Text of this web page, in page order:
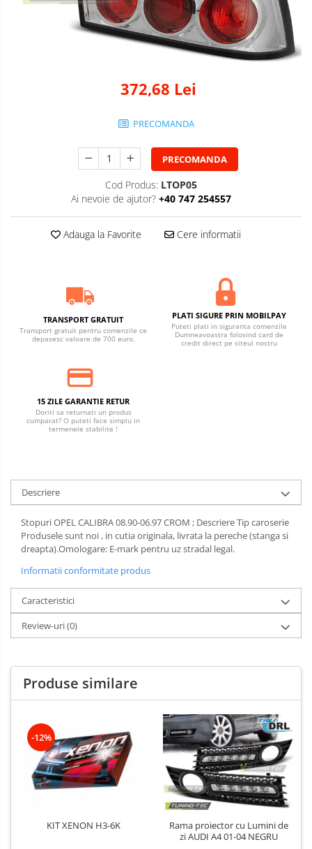
372,68 Lei
PRECOMANDA
PRECOMANDA
Cod Produs: LTOP05
Ai nevoie de ajutor? +40 747 254557
Adauga la Favorite Cere informatii
TRANSPORT GRATUIT
Transport gratuit pentru comenzile ce
depasesc valoare de 700 euro.
PLATI SIGURE PRIN MOBILPAY
Puteti plati in siguranta comenzile
Dumneavoastra folosind card de
credit direct pe siteul nostru
15 ZILE GARANTIE RETUR
Doriti sa returnati un produs
cumparat? O puteti face simplu in
termenele stabilite !
Descriere
Stopuri OPEL CALIBRA 08.90-06.97 CROM ; Descriere Tip caroserie
Produsele sunt noi , in cutia originala, livrata la pereche (stanga si
dreapta).Omologare: E-mark pentru uz stradal legal.
Informatii conformitate produs
Caracteristici
Review-uri(0)
Produse similare
-12%
KIT XENON H3-6K
Rama proiector cu Lumini de
zi AUDI A4 01-04 NEGRU